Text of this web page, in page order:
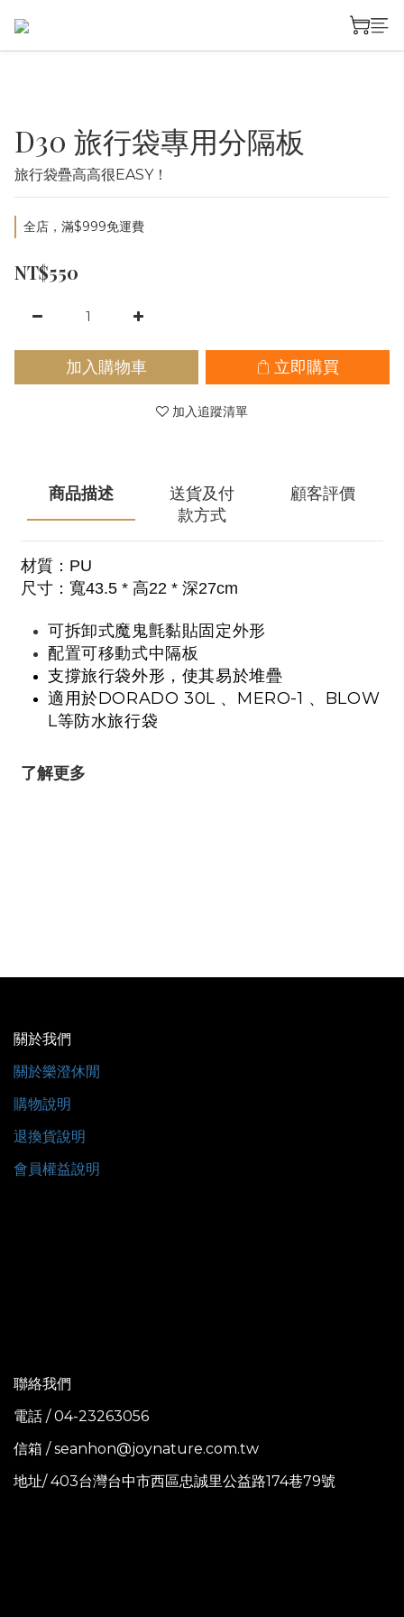
D30 旅行袋專用分隔板
旅行袋疊高高很EASY！
全店，滿$999免運費
NT$550
加入購物車 立即購買
加入追蹤清單
商品描述
送貨及付
款方式
顧客評價
材質：PU
尺寸：寬43.5 * 高22 * 深27cm
可拆卸式魔鬼氈黏貼固定外形
配置可移動式中隔板
支撐旅行袋外形，使其易於堆疊
適用於DORADO 30L 、MERO-1 、BLOW
L等防水旅行袋
了解更多
關於我們
關於樂澄休閒
購物說明
退換貨說明
會員權益說明
聯絡我們
電話 / 04-23263056
信箱 / seanhon@joynature.com.tw
地址/ 403台灣台中市西區忠誠里公益路174巷79號